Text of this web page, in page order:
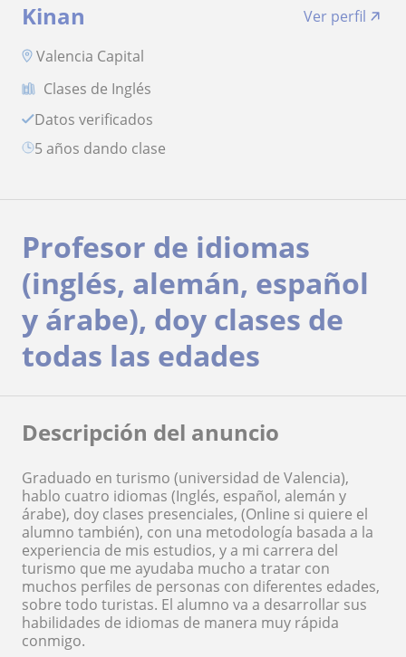
Kinan
Ver perfil
Valencia Capital
Clases de Inglés
Datos verificados
5 años dando clase
Profesor de idiomas
(inglés, alemán, español
y árabe), doy clases de
todas las edades
Descripción del anuncio
Graduado en turismo (universidad de Valencia),
hablo cuatro idiomas (Inglés, español, alemán y
árabe), doy clases presenciales, (Online si quiere el
alumno también), con una metodología basada a la
experiencia de mis estudios, y a mi carrera del
turismo que me ayudaba mucho a tratar con
muchos perfiles de personas con diferentes edades,
sobre todo turistas. El alumno va a desarrollar sus
habilidades de idiomas de manera muy rápida
conmigo.